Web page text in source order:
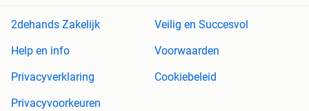
2dehands Zakelijk
Veilig en Succesvol
Help en info
Voorwaarden
Privacyverklaring
Cookiebeleid
Privacyvoorkeuren